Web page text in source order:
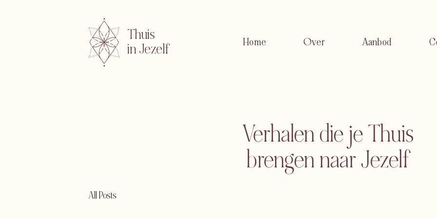
Thuis
in Jezelf
Home Over Aanbod
Verhalen die je Thuis
brengen naar Jezelf
All Posts